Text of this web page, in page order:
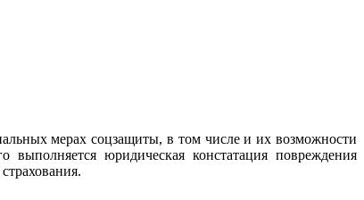
мерах соцзащиты, в том числе и их возможности
выполняется юридическая констатация повреждения